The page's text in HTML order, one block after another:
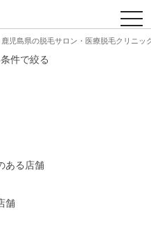
t
g
鹿児島県の脱毛サロン・医療脱毛クリニッ
件で絞る
ある店舗
舗